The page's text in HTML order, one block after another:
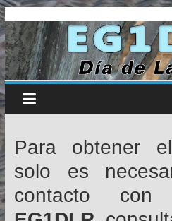
Saltar
al
contenido
Día
de
la
Rioja
–
Para obtener
solo es
contacto